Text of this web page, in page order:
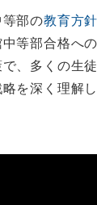
部の教育方
等部合格へ
、多くの生
を深く理解